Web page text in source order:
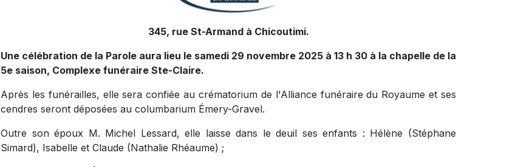
345, rue St-Armand à Chicoutimi.
Une célébration de la Parole aura lieu le samedi 29 novembre 2025 à 13 h 30 à la chapelle de la
5e saison, Complexe funéraire Ste-Claire.
Après les funérailles, elle sera confiée au crématorium de l'Alliance funéraire du Royaume et ses
cendres seront déposées au columbarium Émery-Gravel.
Outre son époux M. Michel Lessard, elle laisse dans le deuil ses enfants : Hélène (Stéphane
Simard), Isabelle et Claude (Nathalie Rhéaume) ;